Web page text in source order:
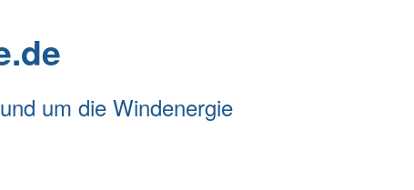
um die Windenergie